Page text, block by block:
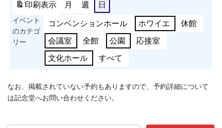
印刷表示 月 週 日
イベント
のカテゴ
リー
コンベンションホール ホワイエ 休館
会議室 全館 公園 応接室
文化ホール すべて
なお、掲載されていない予約もありますので、予約詳細について
は記念堂へお問い合わせください。